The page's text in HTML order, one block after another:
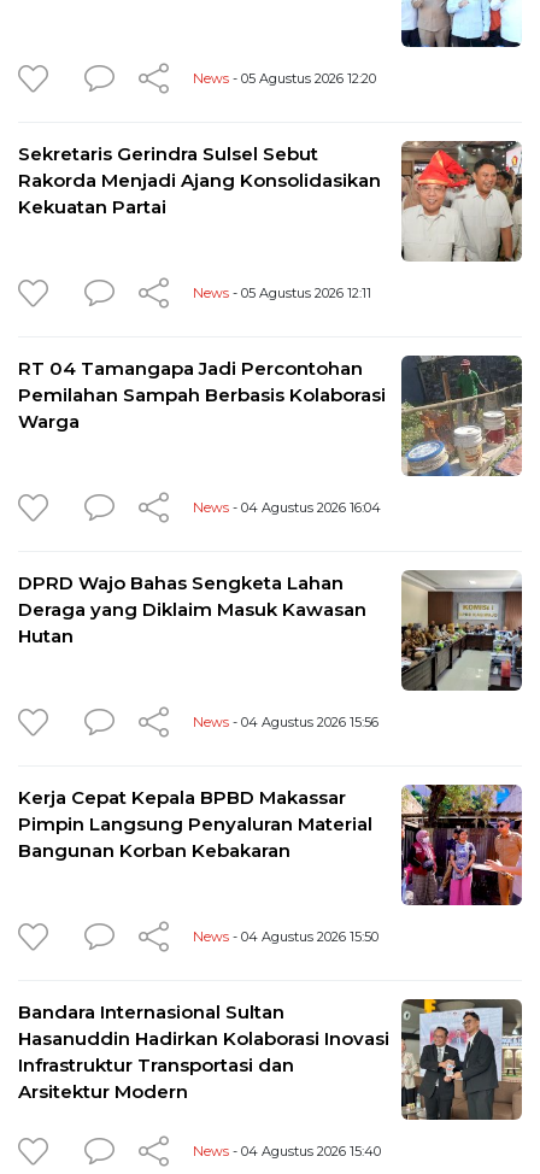
News - 05 Agustus 2026 12:20
Sekretaris Gerindra Sulsel Sebut
Rakorda Menjadi Ajang Konsolidasikan
Kekuatan Partai
News - 05 Agustus 2026 12:11
RT 04 Tamangapa Jadi Percontohan
Pemilahan Sampah Berbasis Kolaborasi
Warga
News - 04 Agustus 2026 16:04
DPRD Wajo Bahas Sengketa Lahan
Deraga yang Diklaim Masuk Kawasan
Hutan
News - 04 Agustus 2026 15:56
Kerja Cepat Kepala BPBD Makassar
Pimpin Langsung Penyaluran Material
Bangunan Korban Kebakaran
News - 04 Agustus 2026 15:50
Bandara Internasional Sultan
Hasanuddin Hadirkan Kolaborasi Inovasi
Infrastruktur Transportasi dan
Arsitektur Modern
News - 04 Agustus 2026 15:40